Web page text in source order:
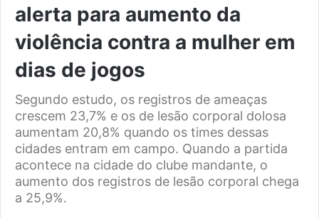
alerta para aumento da
violência contra a mulher em
dias de jogos
Segundo estudo, os registros de ameaças
crescem 23,7% e os de lesão corporal dolosa
aumentam 20,8% quando os times dessas
cidades entram em campo. Quando a partida
acontece na cidade do clube mandante, o
aumento dos registros de lesão corporal chega
a 25,9%.